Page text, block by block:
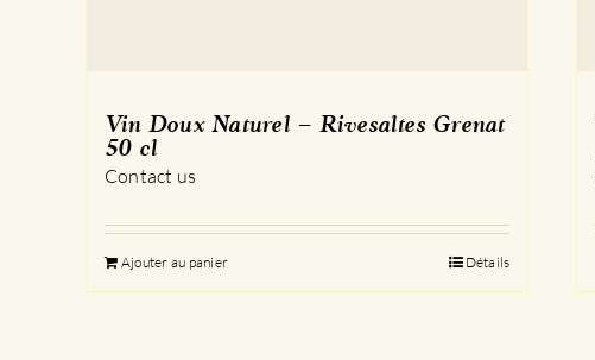
Vin Doux Naturel – Rivesaltes Grenat
50 cl
Contact us
Ajouter au panier Détails